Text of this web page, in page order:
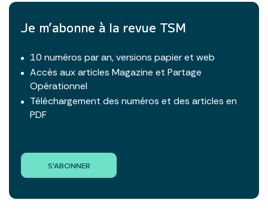
Je m’abonne à la revue TSM
10 numéros par an, versions papier et web
Accès aux articles Magazine et Partage
Opérationnel
Téléchargement des numéros et des articles en
PDF
S'ABONNER